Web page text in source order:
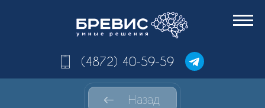
(4872) 40-59-59
Назад